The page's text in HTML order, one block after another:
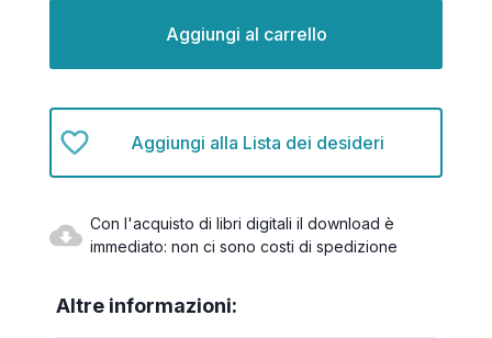
Aggiungi alla Lista dei desideri
Con l'acquisto di libri digitali il download è
immediato: non ci sono costi di spedizione
Altre informazioni: